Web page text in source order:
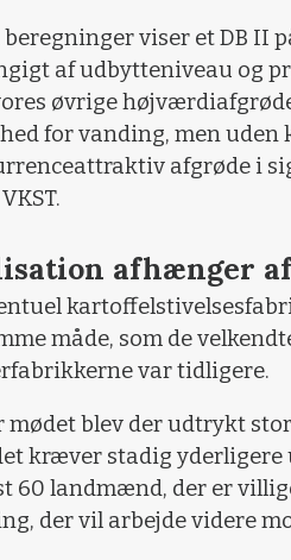
beregninger viser et DB II
af udbytteniveau og
øvrige
for vanding, men uden
afgrøde i
afhænger
måde, som de
var tidligere.
mødet blev der udtrykt
kræver stadig yderligere
60 landmænd, der er
der vil arbejde videre